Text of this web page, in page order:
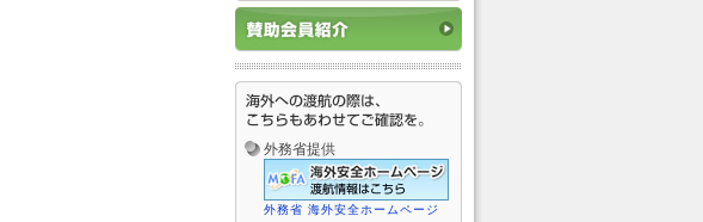
外務省提供
外務省 海外安全ホームページ